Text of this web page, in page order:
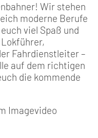
Wir stehen
moderne Berufe
viel Spaß und
Fahrdienstleiter –
auf dem richtigen
die kommende
Imagevideo